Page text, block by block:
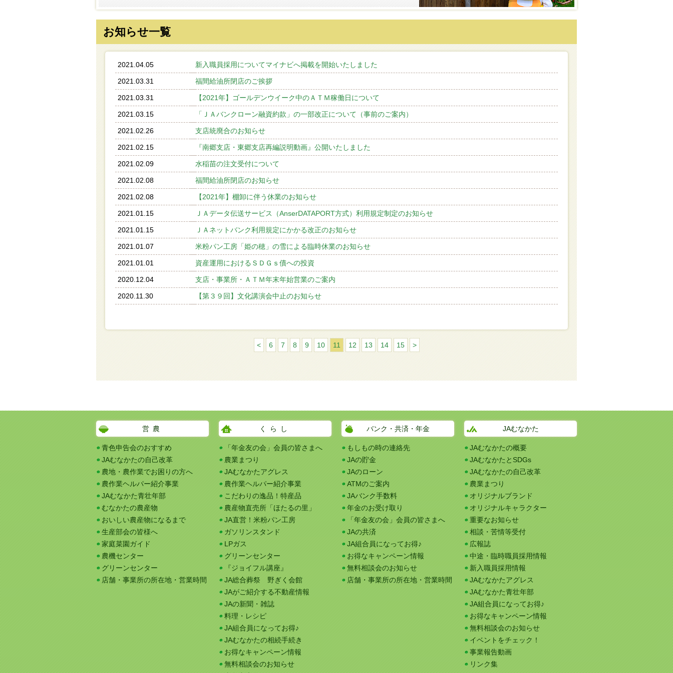
お知らせ一覧
2021.04.05 新入職員採用についてマイナビへ掲載を開始いたしました
2021.03.31 福間給油所閉店のご挨拶
2021.03.31 【2021年】ゴールデンウイーク中のＡＴＭ稼働日について
2021.03.15 「ＪＡバンクローン融資約款」の一部改正について（事前のご案内）
2021.02.26 支店統廃合のお知らせ
2021.02.15 『南郷支店・東郷支店再編説明動画』公開いたしました
2021.02.09 水稲苗の注文受付について
2021.02.08 福間給油所閉店のお知らせ
2021.02.08 【2021年】棚卸に伴う休業のお知らせ
2021.01.15 ＪＡデータ伝送サービス（AnserDATAPORT方式）利用規定制定のお知らせ
2021.01.15 ＪＡネットバンク利用規定にかかる改正のお知らせ
2021.01.07 米粉パン工房「姫の穂」の雪による臨時休業のお知らせ
2021.01.01 資産運用におけるＳＤＧｓ債への投資
2020.12.04 支店・事業所・ＡＴＭ年末年始営業のご案内
2020.11.30 【第３９回】文化講演会中止のお知らせ
< 6 7 8 9 10 11 12 13 14 15 >
営農
青色申告会のおすすめ
JAむなかたの自己改革
農地・農作業でお困りの方へ
農作業ヘルパー紹介事業
JAむなかた青壮年部
むなかたの農産物
おいしい農産物になるまで
生産部会の皆様へ
家庭菜園ガイド
農機センター
グリーンセンター
店舗・事業所の所在地・営業時間
くらし
「年金友の会」会員の皆さまへ
農業まつり
JAむなかたアグレス
農作業ヘルパー紹介事業
こだわりの逸品！特産品
農産物直売所「ほたるの里」
JA直営！米粉パン工房
ガソリンスタンド
LPガス
グリーンセンター
『ジョイフル講座』
JA総合葬祭 野ぎく会館
JAがご紹介する不動産情報
JAの新聞・雑誌
料理・レシピ
JA組合員になってお得♪
JAむなかたの相続手続き
お得なキャンペーン情報
無料相談会のお知らせ
バンク・共済・年金
もしもの時の連絡先
JAの貯金
JAのローン
ATMのご案内
JAバンク手数料
年金のお受け取り
「年金友の会」会員の皆さまへ
JAの共済
JA組合員になってお得♪
お得なキャンペーン情報
無料相談会のお知らせ
店舗・事業所の所在地・営業時間
JAむなかた
JAむなかたの概要
JAむなかたとSDGs
JAむなかたの自己改革
農業まつり
オリジナルブランド
オリジナルキャラクター
重要なお知らせ
相談・苦情等受付
広報誌
中途・臨時職員採用情報
新入職員採用情報
JAむなかたアグレス
JAむなかた青壮年部
JA組合員になってお得♪
お得なキャンペーン情報
無料相談会のお知らせ
イベントをチェック！
事業報告動画
リンク集